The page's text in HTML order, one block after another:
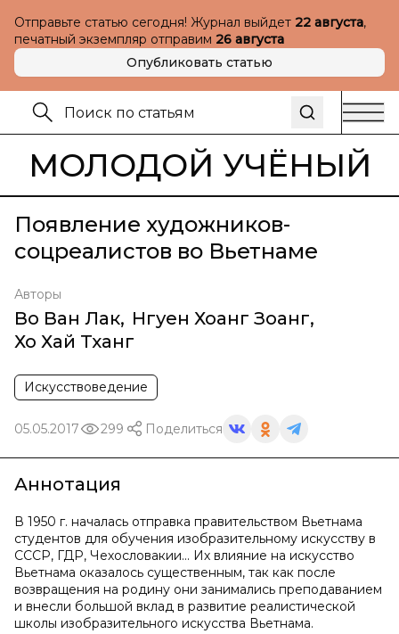
Отправьте статью сегодня! Журнал выйдет 22 августа,
печатный экземпляр отправим 26 августа
Опубликовать статью
МОЛОДОЙ УЧЁНЫЙ
Появление художников-
соцреалистов во Вьетнаме
Авторы
Во Ван Лак, Нгуен Хоанг Зоанг,
Хо Хай Тханг
Искусствоведение
05.05.2017 299 Поделиться
Аннотация
В 1950 г. началась отправка правительством Вьетнама
студентов для обучения изобразительному искусству в
СССР, ГДР, Чехословакии... Их влияние на искусство
Вьетнама оказалось существенным, так как после
возвращения на родину они занимались преподаванием
и внесли большой вклад в развитие реалистической
школы изобразительного искусства Вьетнама.